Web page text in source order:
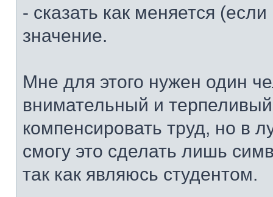
- сказать как меняется
значение.
Мне для этого нужен один
внимательный и
компенсировать труд, но в
смогу это сделать лишь
так как являюсь студентом.